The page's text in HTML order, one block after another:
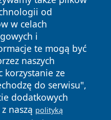
od
w celach
i
te mogą być
naszych
korzystanie ze
do serwisu",
dodatkowych
naszą polityką
Wszystkie prawa
Polityka